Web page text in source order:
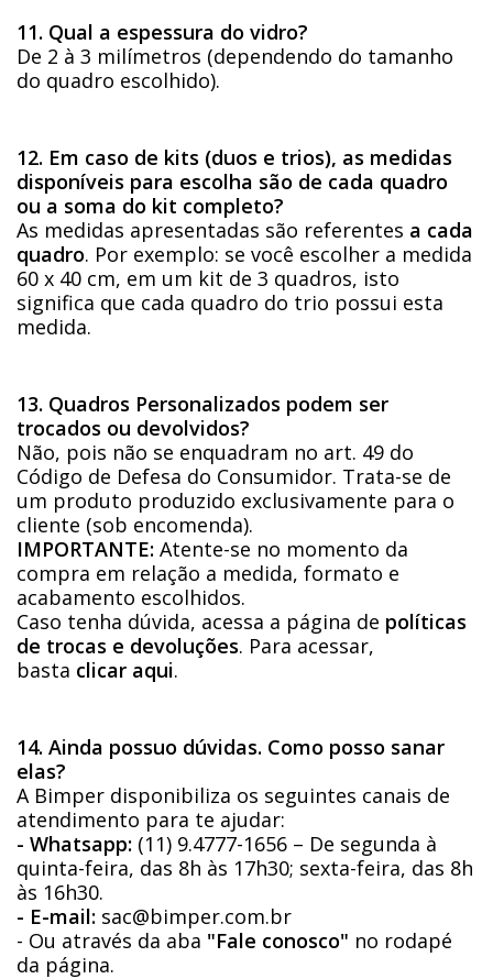
11. Qual a espessura do vidro?
De 2 à 3 milímetros (dependendo do tamanho
do quadro escolhido).
12. Em caso de kits (duos e trios), as medidas
disponíveis para escolha são de cada quadro
ou a soma do kit completo?
As medidas apresentadas são referentes a cada
quadro. Por exemplo: se você escolher a medida
60 x 40 cm, em um kit de 3 quadros, isto
significa que cada quadro do trio possui esta
medida.
13. Quadros Personalizados podem ser
trocados ou devolvidos?
Não, pois não se enquadram no art. 49 do
Código de Defesa do Consumidor. Trata-se de
um produto produzido exclusivamente para o
cliente (sob encomenda).
IMPORTANTE: Atente-se no momento da
compra em relação a medida, formato e
acabamento escolhidos.
Caso tenha dúvida, acessa a página de políticas
de trocas e devoluções. Para acessar,
basta clicar aqui.
14. Ainda possuo dúvidas. Como posso sanar
elas?
A Bimper disponibiliza os seguintes canais de
atendimento para te ajudar:
- Whatsapp: (11) 9.4777-1656 – De segunda à
quinta-feira, das 8h às 17h30; sexta-feira, das 8h
às 16h30.
- E-mail: sac@bimper.com.br
- Ou através da aba "Fale conosco" no rodapé
da página.